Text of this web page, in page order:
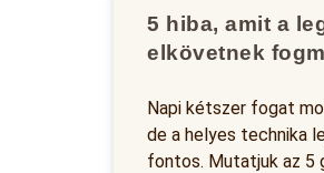
5 hiba, amit a
elkövetnek
Napi kétszer fogat
de a helyes technika
fontos. Mutatjuk az 5